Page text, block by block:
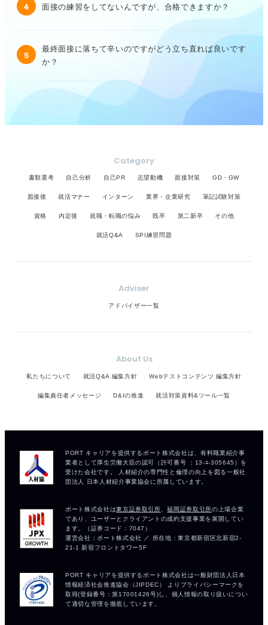
4 面接の練習をしてないんですが、合格できますか？
5
最終面接に落ちて辛いのですがどう立ち直れば良いです
か？
Category
書類選考 自己分析 自己PR 志望動機 面接対策 GD・GW
面接後 就活マナー インターン 業界・企業研究 筆記試験対策
資格 内定後 就職・転職の悩み 既卒 第二新卒 その他
就活Q&A SPI練習問題
Adviser
アドバイザー一覧
About Us
私たちについて 就活Q&A 編集方針 Webテストコンテンツ 編集方針
編集責任者メッセージ D&Iの推進 就活対策資料&ツール一覧